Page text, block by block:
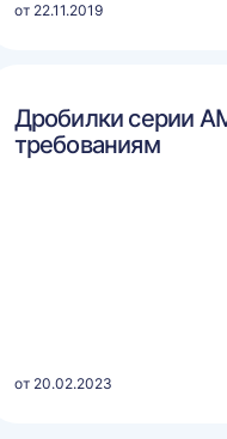
от 22.11.2019
Дробилки серии
требованиям
от 20.02.2023